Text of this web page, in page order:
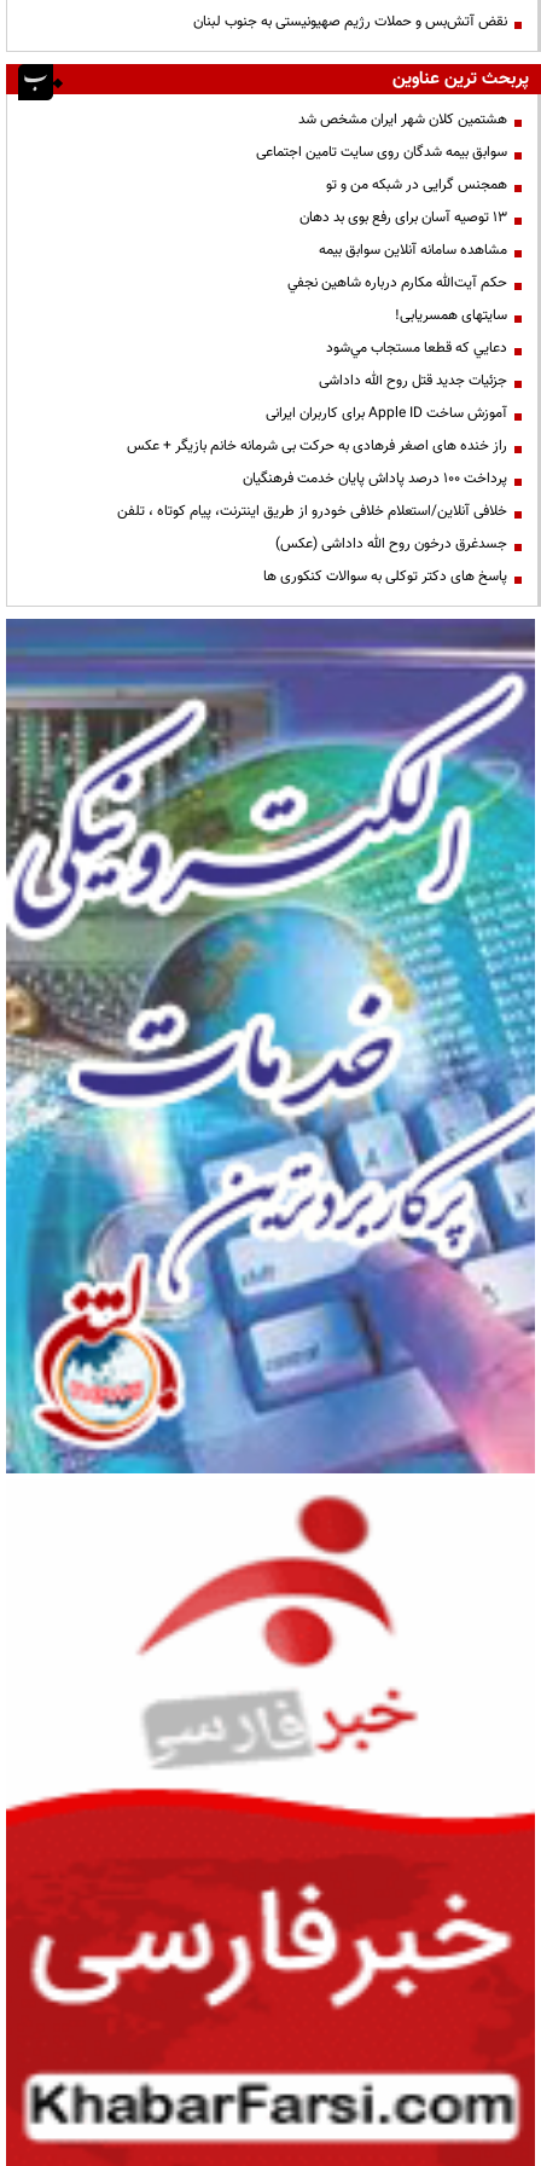
نقض آتش‌بس و حملات رژیم صهیونیستی به جنوب لبنان
پربحث ترین عناوین
هشتمین کلان شهر ایران مشخص شد
سوابق بیمه شدگان روی سایت تامین اجتماعی
همجنس گرایی در شبکه من و تو
13 توصیه آسان برای رفع بوی بد دهان
مشاهده سامانه آنلاين سوابق بیمه
حكم آيت‌الله مكارم درباره شاهين نجفي
سایتهای همسریابی!
دعايي كه قطعا مستجاب مي‌شود
جزئیات جدید قتل روح الله داداشی
آموزش ساخت Apple ID برای کاربران ایرانی
راز خنده های اصغر فرهادی به حرکت بی شرمانه خانم بازیگر + عکس
پرداخت ۱۰۰ درصد پاداش پایان خدمت فرهنگیان
خلافی آنلاین/استعلام خلافی خودرو از طریق اینترنت، پیام کوتاه ، تلفن
جسدغرق درخون روح الله داداشی (عکس)
پاسخ های دکتر توکلی به سوالات کنکوری ها